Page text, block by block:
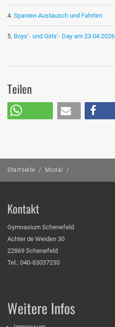
Spanien-Austausch und Fahrten
Boys‘- und Girls‘- Day am 23.04.2026
Teilen
Startseite / Modal /
Kontakt
Gymnasium Schenefeld
Achter de Weiden 30
22869 Schenefeld
Tel.: 040-83037230
Weitere Infos